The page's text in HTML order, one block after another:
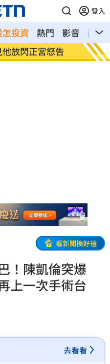
登入
怎投資 熱門 影音
熱搜
首日吸引大批人
突破
會
看新聞換好禮
！陳凱倫突爆
上一次手術台
去看看